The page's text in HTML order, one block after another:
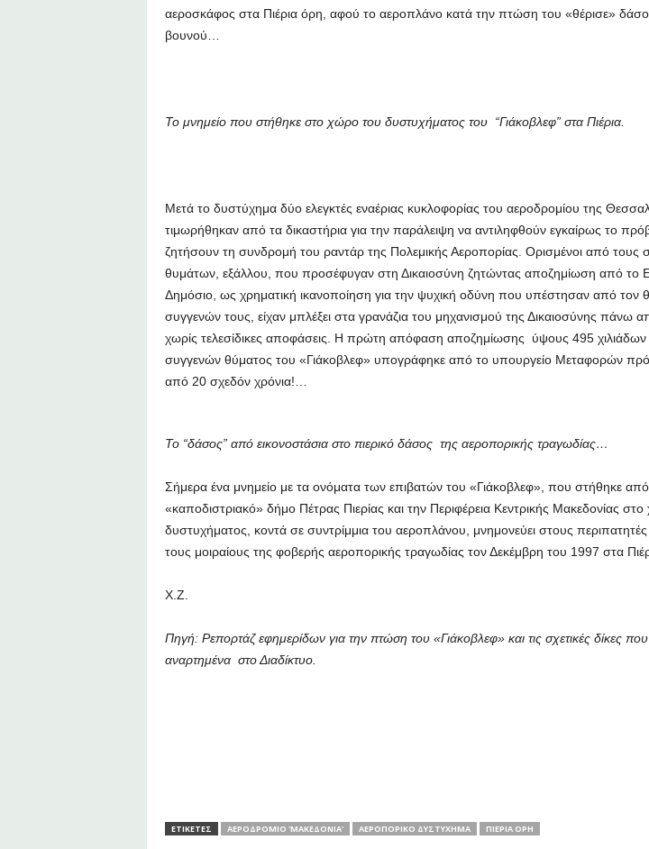
αεροσκάφος στα Πιέρια όρη, αφού το αεροπλάνο κατά την πτώση του «θέρισε»
βουνού…
Το μνημείο που στήθηκε στο χώρο του δυστυχήματος του “Γιάκοβλεφ” στα Πιέρια.
Μετά το δυστύχημα δύο ελεγκτές εναέριας κυκλοφορίας του αεροδρομίου της
τιμωρήθηκαν από τα δικαστήρια για την παράλειψη να αντιληφθούν εγκαίρως το
ζητήσουν τη συνδρομή του ραντάρ της Πολεμικής Αεροπορίας. Ορισμένοι από τους
θυμάτων, εξάλλου, που προσέφυγαν στη Δικαιοσύνη ζητώντας αποζημίωση από το
Δημόσιο, ως χρηματική ικανοποίηση για την ψυχική οδύνη που υπέστησαν από τον
συγγενών τους, είχαν μπλέξει στα γρανάζια του μηχανισμού της Δικαιοσύνης πάνω
χωρίς τελεσίδικες αποφάσεις. Η πρώτη απόφαση αποζημίωσης ύψους 495
συγγενών θύματος του «Γιάκοβλεφ» υπογράφηκε από το υπουργείο Μεταφορών
από 20 σχεδόν χρόνια!…
Το “δάσος” από εικονοστάσια στο πιερικό δάσος της αεροπορικής τραγωδίας…
Σήμερα ένα μνημείο με τα ονόματα των επιβατών του «Γιάκοβλεφ», που στήθηκε
«καποδιστριακό» δήμο Πέτρας Πιερίας και την Περιφέρεια Κεντρικής Μακεδονίας
δυστυχήματος, κοντά σε συντρίμμια του αεροπλάνου, μνημονεύει στους
τους μοιραίους της φοβερής αεροπορικής τραγωδίας τον Δεκέμβρη του 1997 στα
Χ.Ζ.
Πηγή: Ρεπορτάζ εφημερίδων για την πτώση του «Γιάκοβλεφ» και τις σχετικές δίκες που
αναρτημένα στο Διαδίκτυο.
ΕΤΙΚΕΤΕΣ ΑΕΡΟΔΡΌΜΙΟ 'ΜΑΚΕΔΟΝΊΑ' ΑΕΡΟΠΟΡΙΚΌ ΔΥΣΤΎΧΗΜΑ ΠΙΈΡΙΑ ΌΡΗ